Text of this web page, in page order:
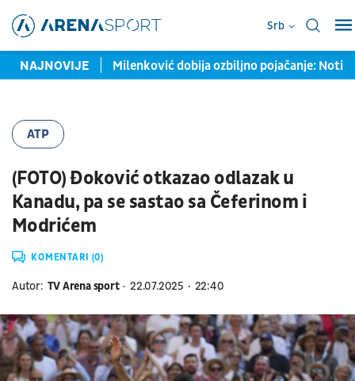
Srb
NAJNOVIJE
Infantina Milenković dobija ozbiljno pojačanje:
ATP
(FOTO) Đoković otkazao odlazak u
Kanadu, pa se sastao sa Čeferinom i
Modrićem
KOMENTARI (0)
Autor: TV Arena sport 22.07.2025 22:40